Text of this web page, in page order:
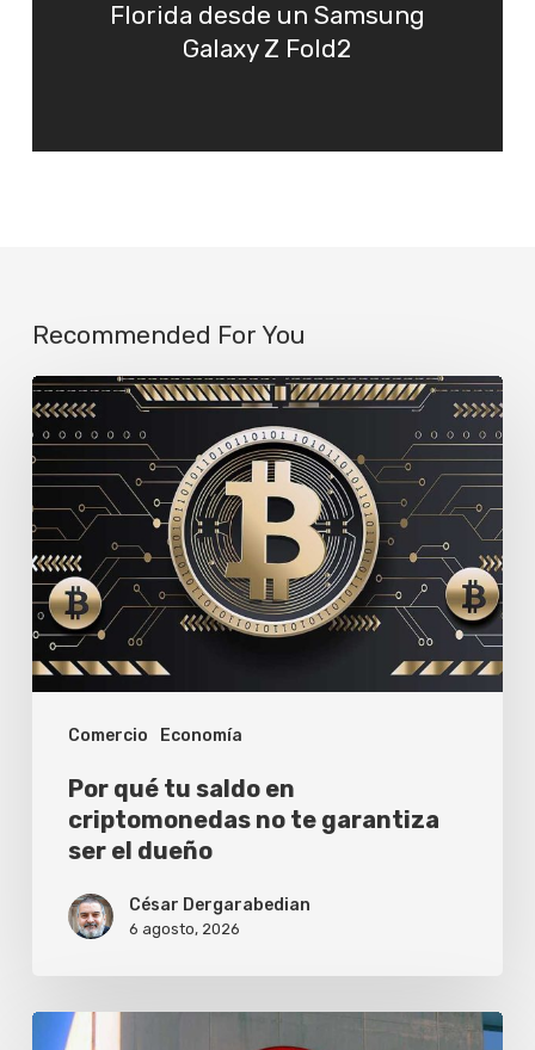
Florida desde un Samsung
Galaxy Z Fold2
Recommended For You
Comercio Economía
Por
qué
tu
saldo
en
criptomonedas
no
te
garantiza
dueño
Por qué tu saldo en
criptomonedas no te garantiza
ser el dueño
César Dergarabedian
6 agosto, 2026
ICBC